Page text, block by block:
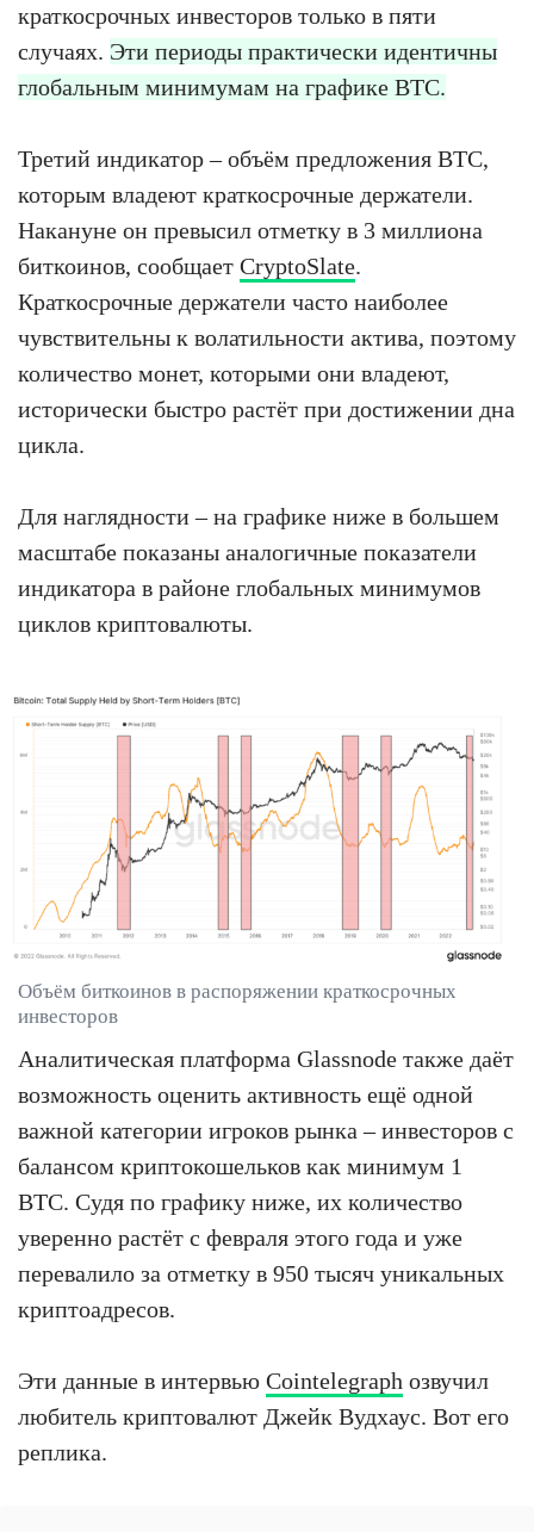
краткосрочных инвесторов только в пяти
случаях. Эти периоды практически идентичны
глобальным минимумам на графике BTC.
Третий индикатор – объём предложения BTC,
которым владеют краткосрочные держатели.
Накануне он превысил отметку в 3 миллиона
биткоинов, сообщает CryptoSlate.
Краткосрочные держатели часто наиболее
чувствительны к волатильности актива, поэтому
количество монет, которыми они владеют,
исторически быстро растёт при достижении дна
цикла.
Для наглядности – на графике ниже в большем
масштабе показаны аналогичные показатели
индикатора в районе глобальных минимумов
циклов криптовалюты.
Объём биткоинов в распоряжении краткосрочных
инвесторов
Аналитическая платформа Glassnode также даёт
возможность оценить активность ещё одной
важной категории игроков рынка – инвесторов с
балансом криптокошельков как минимум 1
BTC. Судя по графику ниже, их количество
уверенно растёт с февраля этого года и уже
перевалило за отметку в 950 тысяч уникальных
криптоадресов.
Эти данные в интервью Cointelegraph озвучил
любитель криптовалют Джейк Вудхаус. Вот его
реплика.